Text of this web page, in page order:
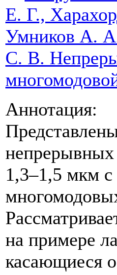
Е. Г.,
Умников А.
С. В.
Аннотация:
непрерывных
1,3–1,5 мкм
на примере
касающиеся